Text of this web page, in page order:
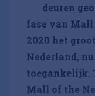
deuren
fase van
2020 het
Nederland,
toegankelijk.
Mall of the